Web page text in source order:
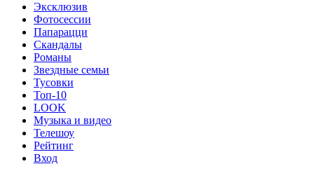
Эксклюзив
Фотосессии
Папарацци
Скандалы
Романы
Звездные семьи
Тусовки
Топ-10
LOOK
Музыка и видео
Телешоу
Рейтинг
Вход